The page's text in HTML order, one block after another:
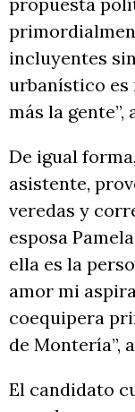
incluyentes
urbanístico es
más la gente”,
De igual
asistente,
veredas y
esposa
ella es la
amor mi
coequipera
de Montería”,
El candidato